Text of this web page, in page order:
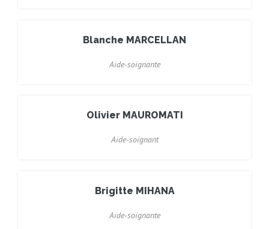
Blanche MARCELLAN
Aide-soignante
Olivier MAUROMATI
Aide-soignant
Brigitte MIHANA
Aide-soignante